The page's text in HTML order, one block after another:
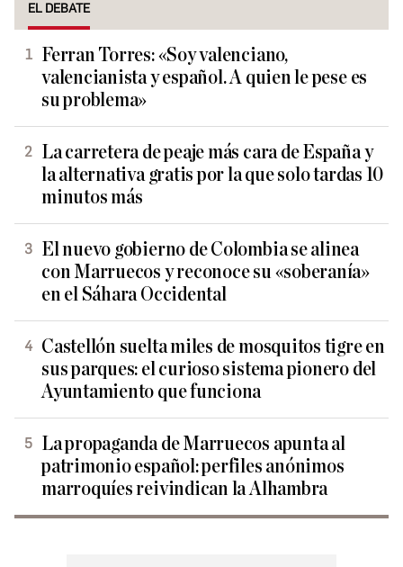
EL DEBATE
Ferran Torres: «Soy valenciano,
valencianista y español. A quien le pese es
su problema»
La carretera de peaje más cara de España y
la alternativa gratis por la que solo tardas 10
minutos más
El nuevo gobierno de Colombia se alinea
con Marruecos y reconoce su «soberanía»
en el Sáhara Occidental
Castellón suelta miles de mosquitos tigre en
sus parques: el curioso sistema pionero del
Ayuntamiento que funciona
La propaganda de Marruecos apunta al
patrimonio español: perfiles anónimos
marroquíes reivindican la Alhambra